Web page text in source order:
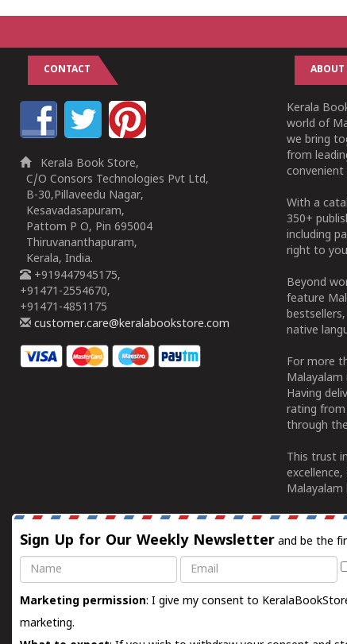
CONTACT
Kerala Book Store,
C/O Consors Technologies Pvt Ltd,
B-30,Pillaveedu Nagar,
Kesavadasapuram,
Pattom P O, Pin 695004
Thiruvananthapuram,
Kerala, India.
+919447945175,
+91471-2554670,
+91471-4851175
customer.care@keralabookstore.com
ABOUT
Kerala
world of
we bring
from
With a
350+
including
right to
Beyond
feature
native
For more
Having
rating
through
This trust
Malayalam
Sign Up for Our Weekly Newsletter and be the
Name
Email
Marketing permission: I give my consent to
marketing.